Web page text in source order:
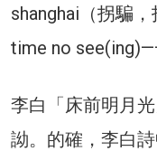
shanghai（拐騙
time no
李白「床前明月
詏。的確，李白